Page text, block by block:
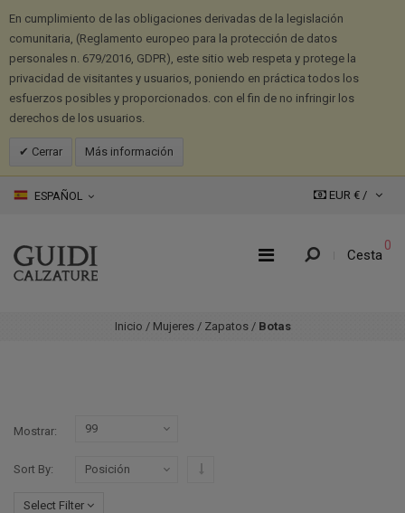
En cumplimiento de las obligaciones derivadas de la legislación
comunitaria, (Reglamento europeo para la protección de datos
personales n. 679/2016, GDPR), este sitio web respeta y protege la
privacidad de visitantes y usuarios, poniendo en práctica todos los
esfuerzos posibles y proporcionados. con el fin de no infringir los
derechos de los usuarios.
Cerrar Más información
ESPAÑOL EUR € /
Cesta
0
Inicio / Mujeres / Zapatos / Botas
Mostrar
Sort By
Select Filter